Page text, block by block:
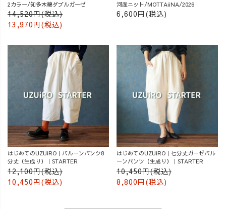
2カラー/知多木綿ダブルガーゼ
14,520円(税込)
13,970円(税込)
河産ニット/MOTTAiiNA/2026
6,600円(税込)
はじめてのUZUiRO｜バルーンパンツ8
分丈（生成り）｜STARTER
12,100円(税込)
10,450円(税込)
はじめてのUZUiRO｜七分丈ガーゼバル
ーンパンツ（生成り）｜STARTER
10,450円(税込)
8,800円(税込)